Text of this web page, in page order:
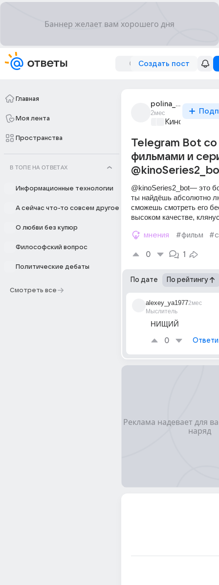
Создать пост
Главная
Моя лента
Пространства
В ТОПЕ НА ОТВЕТАХ
Информационные технологии
А сейчас что-то совсем другое
О любви без купюр
Философский вопрос
Политические дебаты
Смотреть все
polina_778o
2мес
Киномания
Telegram Bot
фильмами и
@kinoSeries2_bot— это
ты найдёшь абсолютно
сможешь смотреть его
высоком качестве,
мнения #фильм
0 1
По дате По рейтингу
alexey_ya1977
Мыслитель
2мес
НИЩИЙ
0